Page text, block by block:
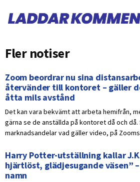
Fler notiser
Zoom beordrar nu sina
återvänder till kontoret – gäller
åtta mils avstånd
Det kan vara bekvämt att arbeta hemifrån,
gärna se de anställda på kontoret då och
marknadsandelar vad gäller video, på
Harry Potter-utställning kallar
hjärtlöst, glädjesugande väsen”
namn